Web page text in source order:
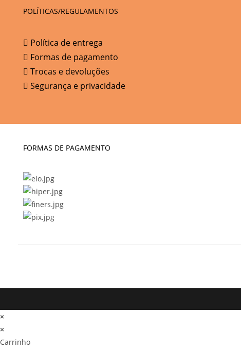
POLÍTICAS/REGULAMENTOS
Política de entrega
Formas de pagamento
Trocas e devoluções
Segurança e privacidade
FORMAS DE PAGAMENTO
×
×
Carrinho